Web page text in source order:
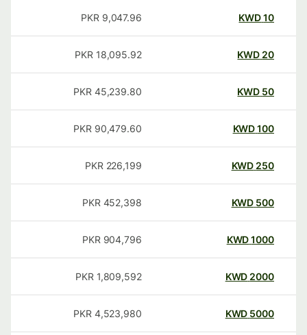
KWD
9,047.96
PKR
20
KWD
18,095.92
PKR
50
KWD
45,239.80
PKR
100
KWD
90,479.60
PKR
250
KWD
226,199
PKR
500
KWD
452,398
PKR
1000
KWD
904,796
PKR
2000
KWD
1,809,592
PKR
5000
KWD
4,523,980
PKR